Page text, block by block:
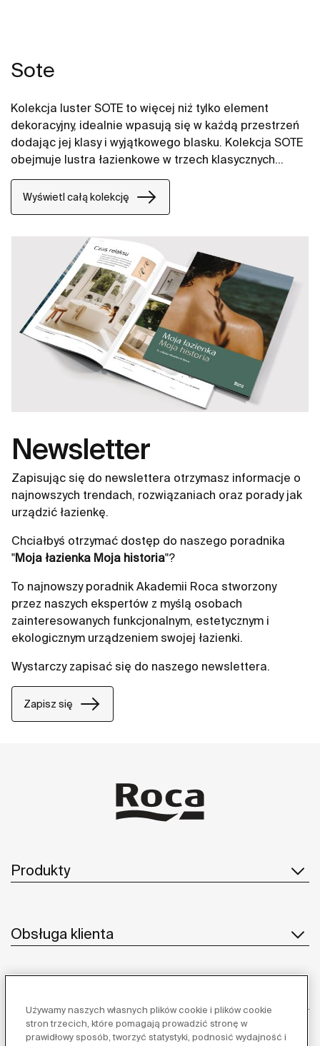
Sote
Kolekcja luster SOTE to więcej niż tylko element
dekoracyjny, idealnie wpasują się w każdą przestrzeń
dodając jej klasy i wyjątkowego blasku. Kolekcja SOTE
obejmuje lustra łazienkowe w trzech klasycznych
kształtach – prostokątne, okrągłe i kwadratowe.
Dostępne jest w różnych rozmiarach, co pozwala na
idealne dopasowanie do Twojej przestrzeni,
doskonałe połączenie minimalizmu z klasyczną
elegancją, które podkreślą charakter każdego
wnętrza.
Wyświetl całą kolekcję
Newsletter
Zapisując się do newslettera otrzymasz informacje o
najnowszych trendach, rozwiązaniach oraz porady jak
urządzić łazienkę.
Chciałbyś otrzymać dostęp do naszego poradnika
"Moja łazienka Moja historia"?
To najnowszy poradnik Akademii Roca stworzony
przez naszych ekspertów z myślą osobach
zainteresowanych funkcjonalnym, estetycznym i
ekologicznym urządzeniem swojej łazienki.
Wystarczy zapisać się do naszego newslettera.
Zapisz się
Produkty
Obsługa klienta
Używamy naszych własnych plików cookie i plików cookie
stron trzecich, które pomagają prowadzić stronę w
prawidłowy sposób, tworzyć statystyki, podnosić wydajność i